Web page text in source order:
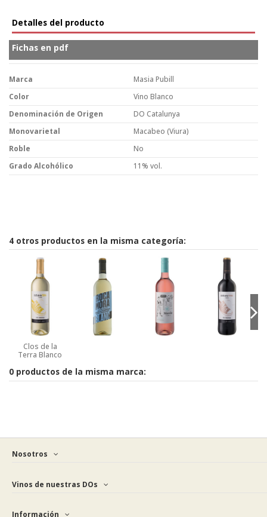
Detalles del producto
Fichas en pdf
Marca
Masia Pubill
Color
Vino Blanco
Denominación de Origen
DO Catalunya
Monovarietal
Macabeo (Viura)
Roble
No
Grado Alcohólico
11% vol.
4 otros productos en la misma categoría:
Clos de la
Terra Blanco
0 productos de la misma marca:
Nosotros
Vinos de nuestras DOs
Información